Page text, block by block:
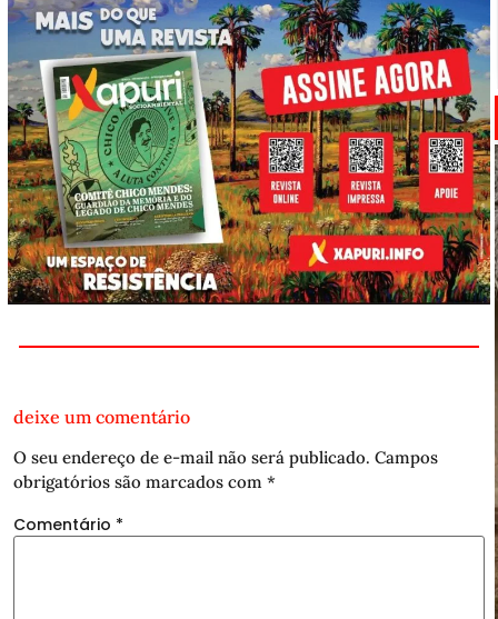
deixe um comentário
O seu endereço de e-mail não será publicado. Campos
obrigatórios são marcados com *
Comentário *